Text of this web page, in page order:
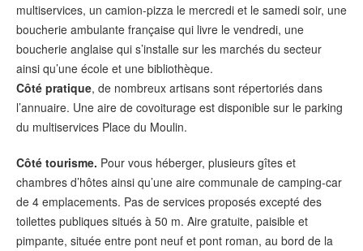
multiservices, un camion-pizza le mercredi et le samedi soir, une
boucherie ambulante française qui livre le vendredi, une
boucherie anglaise qui s’installe sur les marchés du secteur
ainsi qu’une école et une bibliothèque.
Côté pratique, de nombreux artisans sont répertoriés dans
l’annuaire. Une aire de covoiturage est disponible sur le parking
du multiservices Place du Moulin.
Côté tourisme. Pour vous héberger, plusieurs gîtes et
chambres d’hôtes ainsi qu’une aire communale de camping-car
de 4 emplacements. Pas de services proposés excepté des
toilettes publiques situés à 50 m. Aire gratuite, paisible et
pimpante, située entre pont neuf et pont roman, au bord de la